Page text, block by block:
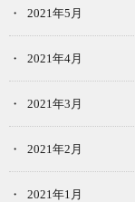
2021年5月
2021年4月
2021年3月
2021年2月
2021年1月